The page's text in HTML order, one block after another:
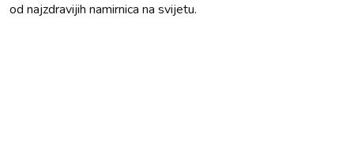
od najzdravijih namirnica na svijetu.